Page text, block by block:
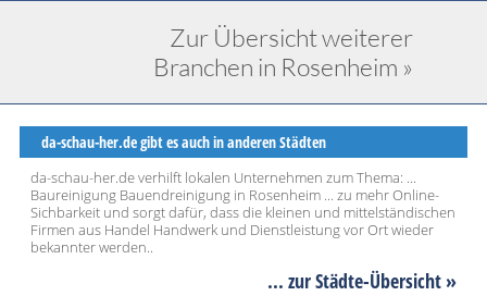
Zur Übersicht weiterer
Branchen in Rosenheim »
da-schau-her.de gibt es auch in anderen Städten
da-schau-her.de verhilft lokalen Unternehmen zum Thema: ...
Baureinigung Bauendreinigung in Rosenheim ... zu mehr Online-
Sichbarkeit und sorgt dafür, dass die kleinen und mittelständischen
Firmen aus Handel Handwerk und Dienstleistung vor Ort wieder
bekannter werden..
... zur Städte-Übersicht »